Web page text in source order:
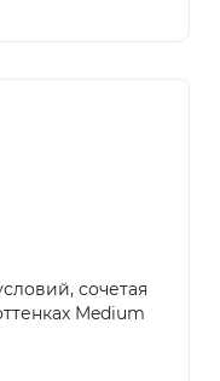
сочетая
Medium